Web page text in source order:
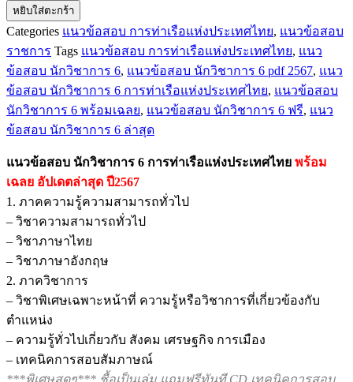
แนว
ข้อสอบ
นัก
วิชาการ
6
การ
ท่าเรือ
ประเทศไทย
ชิ้น
หยิบใส่ตะกร้า
Categories แนวข้อสอบ การท่าเรือแห่งประเทศไทย, แนวข้อสอบ
ราชการ Tags แนวข้อสอบ การท่าเรือแห่งประเทศไทย, แนว
ข้อสอบ นักวิชาการ 6, แนวข้อสอบ นักวิชาการ 6 pdf 2567, แนว
ข้อสอบ นักวิชาการ 6 การท่าเรือแห่งประเทศไทย, แนวข้อสอบ
นักวิชาการ 6 พร้อมเฉลย, แนวข้อสอบ นักวิชาการ 6 ฟรี, แนว
ข้อสอบ นักวิชาการ 6 ล่าสุด
แนวข้อสอบ นักวิชาการ 6 การท่าเรือแห่งประเทศไทย พร้อม
เฉลย อัปเดตล่าสุด ปี2567
1. ภาคความรู้ความสามารถทั่วไป
– วิชาความสามารถทั่วไป
– วิชาภาษาไทย
– วิชาภาษาอังกฤษ
2. ภาควิชาการ
– วิชาพิเศษเฉพาะหน้าที่ ความรู้หรือวิชาการที่เกี่ยวข้องกับ
ตำแหน่ง
– ความรู้ทั่วไปเกี่ยวกับ สังคม เศรษฐกิจ การเมือง
– เทคนิคการสอบสัมภาษณ์
***พิเศษสุดๆ*** ชื้อเป็นเล่ม แถมฟรีทันที CD เทคนิคการสอบ